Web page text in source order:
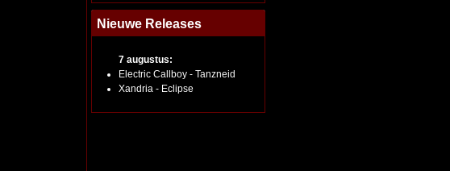
Nieuwe Releases
7 augustus:
Electric Callboy - Tanzneid
Xandria - Eclipse